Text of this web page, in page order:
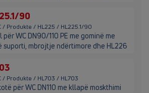
90
/ Produkte / HL225 / HL225.1/90
për WC DN90/110 PE me gominë me
suporti, mbrojtje ndërtimore dhe HL226
/ Produkte / HL703 / HL703
për WC DN110 me kllapë moskthimi